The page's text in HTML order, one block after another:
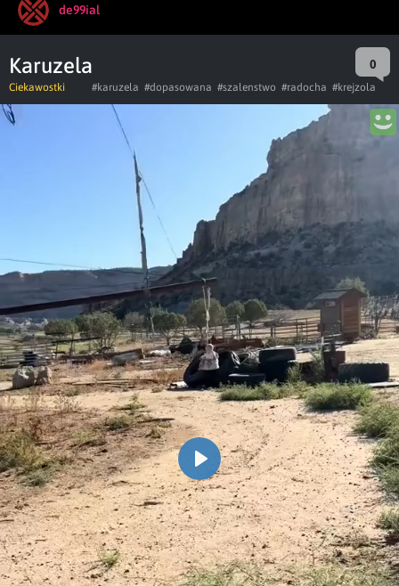
de99ial
Karuzela 0
Ciekawostki #karuzela #dopasowana #szalenstwo #radocha #krejzola
Play